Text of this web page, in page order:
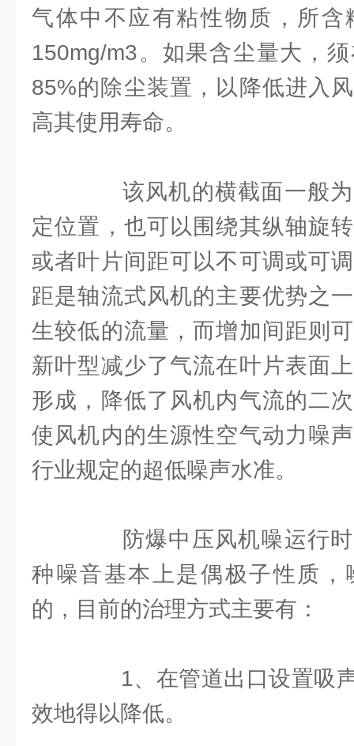
气体中不应有粘性物质，所含
150mg/m3。如果含尘量大，
85%的除尘装置，以降低进入
高其使用寿命。
该风机的横截面一般为
定位置，也可以围绕其纵轴旋
或者叶片间距可以不可调或可
距是轴流式风机的主要优势之
生较低的流量，而增加间距则
新叶型减少了气流在叶片表面
形成，降低了风机内气流的二
使风机内的生源性空气动力噪
行业规定的超低噪声水准。
防爆中压风机噪运行时
种噪音基本上是偶极子性质，
的，目前的治理方式主要有：
1、在管道出口设置吸声
效地得以降低。